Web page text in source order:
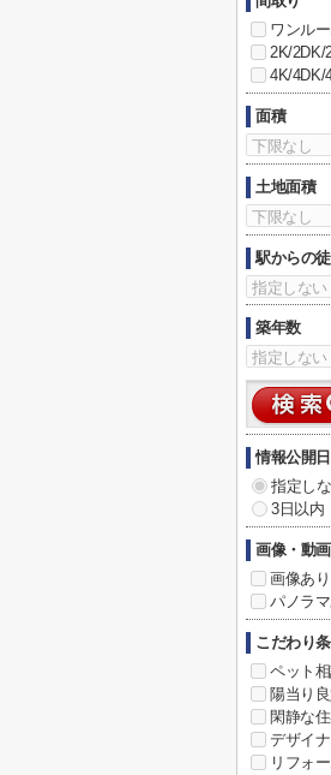
ワンル
2K/2DK/
4K/4DK/
面積
土地面積
駅からの
築年数
情報公開日
指定し
3日以内
画像・動
画像あり
パノラ
こだわり
ペット
陽当り
閑静な
デザイ
リフォ